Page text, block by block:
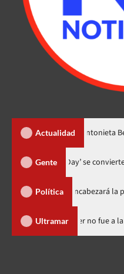
Actualidad
María Antonieta Bello
Gente
‘Spider-Man: Brand
Política
y encabezará la plancha unitaria
Ultramar Luis